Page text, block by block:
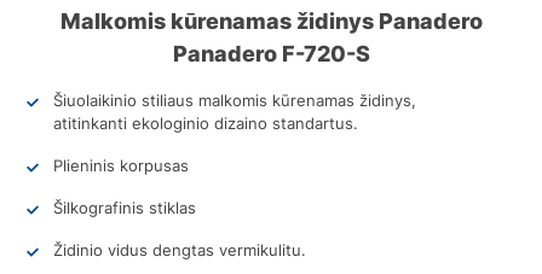
Malkomis kūrenamas židinys Panadero
Panadero F-720-S
Šiuolaikinio stiliaus malkomis kūrenamas židinys,
atitinkanti ekologinio dizaino standartus.
Plieninis korpusas
Šilkografinis stiklas
Židinio vidus dengtas vermikulitu.